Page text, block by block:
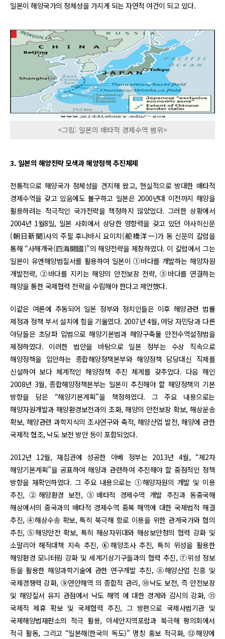
일본이 해양국가의 정체성을 가지게 되는 자연적 여건이 되고 있다.
<그림: 일본의 배타적 경제수역 범위>
3. 일본의 해양전략 모색과 해양정책 추진체제
전통적으로 해양국가 정체성을 견지해 왔고, 현실적으로 방대한 배타적
경제수역을 갖고 있음에도 불구하고 일본은 2000년대 이전까지 해양을
활용하려는 적극적인 국가전략을 책정하지 않았었다. 그러한 상황에서
2004년 1월8일, 일본 사회에서 상당한 영향력을 갖고 있던 아사히신문
(朝日新聞)사의 주필 후나바시 요이치(船橋洋一)가 동 신문의 칼럼을
통해 “사해개국(四海開國)”의 해양전략을 제창하였다. 이 칼럼에서 그는
일본이 유엔해양법질서를 활용하여 일본이 ①바다를 개발하는 해양자원
개발전략, ②바다를 지키는 해양의 안전보장 전략, ③바다를 연결하는
해양을 통한 국제협력 전략을 수립해야 한다고 제언했다.
이같은 여론에 추동되어 일본 정부와 정치인들은 이후 해양관련 법률
제정과 정책 부서 설치에 힘을 기울였다. 2007년 4월, 여당 자민당과 다른
야당들은 초당파 입법으로 해양기본법과 해양구축물 안전수역설정법을
제정하였다. 이러한 법안을 바탕으로 일본 정부는 수상 직속으로
해양정책을 입안하는 종합해양정책본부와 해양정책 담당대신 직제를
신설하여 보다 체계적인 해양정책 추진 체계를 갖추었다. 다음 해인
2008년 3월, 종합해양정책본부는 일본이 추진해야 할 해양정책의 기본
방향을 담은 “해양기본계획”을 책정하였다. 그 주요 내용으로는
해양자원개발과 해양환경보전과의 조화, 해양의 안전보장 확보, 해상운송
확보, 해양관련 과학지식의 조사연구와 축적, 해양산업 발전, 해양에 관한
국제적 협조, 낙도 보전 방안 등이 포함되었다.
2012년 12월, 재집권에 성공한 아베 정부는 2013년 4월, “제2차
해양기본계획”을 공표하여 해양과 관련하여 추진해야 할 중점적인 정책
방향을 재확인하였다. 그 주요 내용으로는 ①해양자원의 개발 및 이용
추진, ②해양환경 보전, ③배타적 경제수역 개발 추진과 동중국해
해상에서의 중국과의 배타적 경제수역 중복 해역에 대한 국제법적 해결
추진, ④해상수송 확보, 특히 북극해 항로 이용을 위한 관계국가와 협의
추진, ⑤해양안전 확보, 특히 해상자위대와 해상보안청의 협력 강화 및
소말리아 해적대책 지속 추진, ⑥해양조사 추진, 특히 위성을 활용한
해양환경 모니터링 강화 및 세계기상기구들과의 협력 추진, ⑦위성 정보
등을 활용한 해양과학기술에 관한 연구개발 추진, ⑧해양산업 진흥 및
국제경쟁력 강화, ⑨연안해역 의 종합적 관리, ⑩낙도 보전, 즉 안전보장
및 해양질서 유지 관점에서 낙도 해역 에 대한 경계와 감시의 강화, ⑪
국제적 제휴 확보 및 국제협력 추진, 그 방편으로 국제사법기관 및
국제해양법재판소의 적극 활용, 아세안지역포럼과 북극해 평의회에서
적극 활동, 그리고 “일본해(한국의 독도)” 명칭 홍보 적극화, ⑫해양에